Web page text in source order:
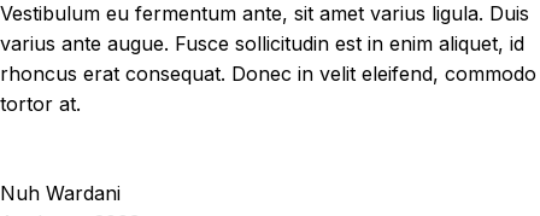
Vestibulum eu fermentum ante, sit amet varius ligula. Duis
varius ante augue. Fusce sollicitudin est in enim aliquet, id
rhoncus erat consequat. Donec in velit eleifend, commodo
tortor at.
Nuh Wardani